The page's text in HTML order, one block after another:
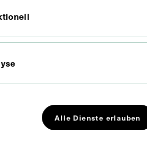
Bildmaß 8,8 x 11,8 cm
Alle Dienste erlauben